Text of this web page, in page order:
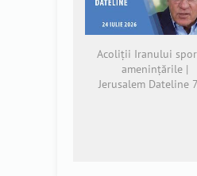
Acoliții Iranului
amenințările |
Jerusalem Dateline